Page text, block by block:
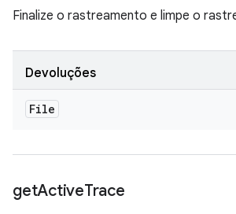
Finalize o rastreamento e limpe o
Devoluções
File
getActiveTrace